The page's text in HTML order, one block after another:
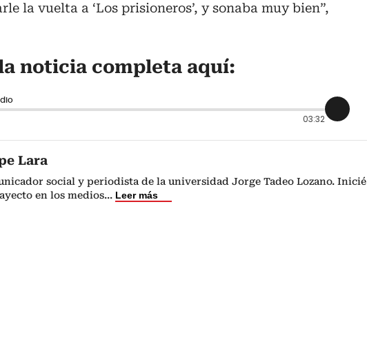
la vuelta a ‘Los prisioneros’, y sonaba muy bien”,
noticia completa aquí:
03:32
Lara
social y periodista de la universidad Jorge Tadeo Lozano. Inicié
en los medios... Leer más